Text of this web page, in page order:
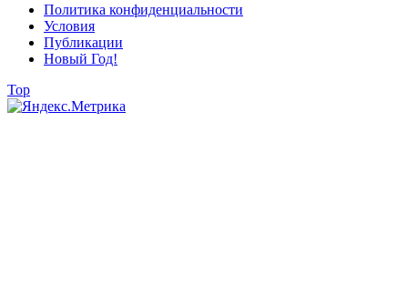
Политика конфиденциальности
Условия
Публикации
Новый Год!
Top